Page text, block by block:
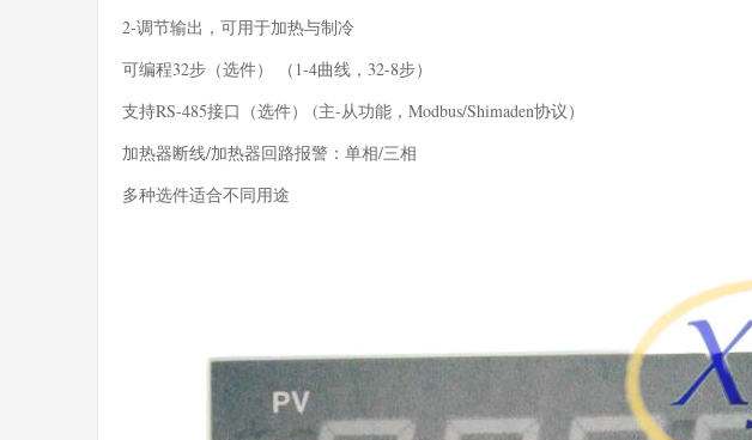
2-调节输出，可用于加热与制冷
可编程32步（选件） （1-4曲线，32-8步）
支持RS-485接口（选件） (主-从功能，Modbus/Shimaden协议）
加热器断线/加热器回路报警：单相/三相
多种选件适合不同用途